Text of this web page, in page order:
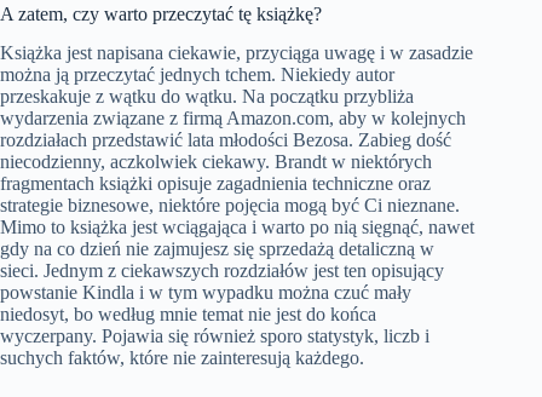
A zatem, czy warto przeczytać tę książkę?
Książka jest napisana ciekawie, przyciąga uwagę i w zasadzie
można ją przeczytać jednych tchem. Niekiedy autor
przeskakuje z wątku do wątku. Na początku przybliża
wydarzenia związane z firmą Amazon.com, aby w kolejnych
rozdziałach przedstawić lata młodości Bezosa. Zabieg dość
niecodzienny, aczkolwiek ciekawy. Brandt w niektórych
fragmentach książki opisuje zagadnienia techniczne oraz
strategie biznesowe, niektóre pojęcia mogą być Ci nieznane.
Mimo to książka jest wciągająca i warto po nią sięgnąć, nawet
gdy na co dzień nie zajmujesz się sprzedażą detaliczną w
sieci. Jednym z ciekawszych rozdziałów jest ten opisujący
powstanie Kindla i w tym wypadku można czuć mały
niedosyt, bo według mnie temat nie jest do końca
wyczerpany. Pojawia się również sporo statystyk, liczb i
suchych faktów, które nie zainteresują każdego.